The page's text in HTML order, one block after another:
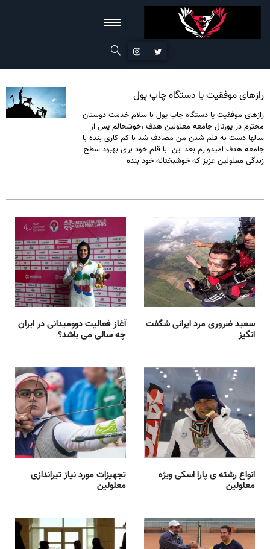
رازهای موفقیت یا دستگاه چاپ پول
رازهای موفقیت یا دستگاه چاپ پول با سلام خدمت دوستان
محترم در پورتال جامعه معلولین هدف ،خوشحالم پس از
سالها دست به قلم شدن من مصادف شد با کم کاری بنده با
جامعه هدف امیدوارم بعد این با قلم خود برای بهبود سطح
زندگی معلولین عزیز که خوشبختانه خود بنده
آغاز فعالیت دوومیدانی در ایران
چه سالی می باشد؟
سعید ضروری مرد ایرانی شگفت
انگیز
تجهیزات مورد نیاز تیراندازی
معلولین
انواع رشته ی پارا اسکی ویژه
معلولین